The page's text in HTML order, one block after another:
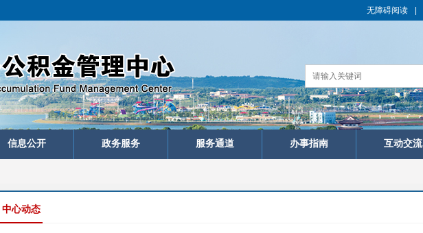
无障碍阅读
信息公开 政务服务 服务通道 办事指南 互动交流
中心动态